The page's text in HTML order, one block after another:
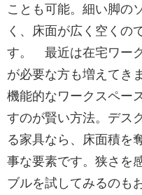
ことも可能。細い脚の
く、床面が広く空くの
す。 最近は在宅ワー
が必要な方も増えてき
機能的なワークスペー
すのが賢い方法。デス
る家具なら、床面積
事な要素です。狭さを
ブルを試してみるのも